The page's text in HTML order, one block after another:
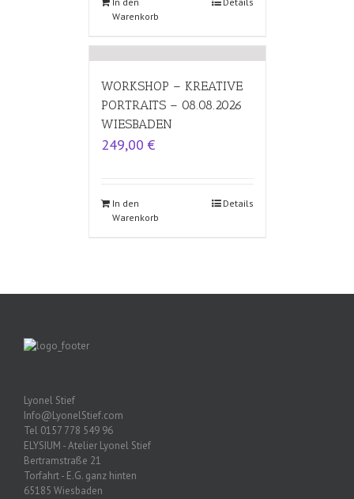
Warenkorb
WORKSHOP – KREATIVE
PORTRAITS – 08.08.2026
WIESBADEN
249,00 €
In den
Warenkorb
Details
Lyonel Stief
Info@LyonelStief.com
Tel 0157 778 549 96
ELYSIUM - Atelier Lyonel Stief
Bertramstraße 21
Torfahrt - E.G. ganz hinten
65185 Wiesbaden